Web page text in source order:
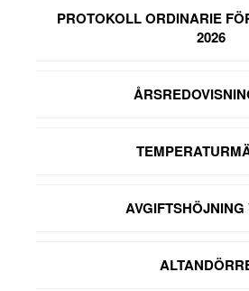
PROTOKOLL ORDINARIE
2026